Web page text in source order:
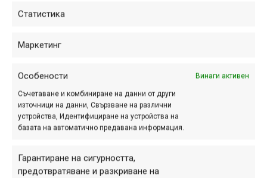
Статистика
Маркетинг
Особености Винаги активен
Съчетаване и комбиниране на данни от други
източници на данни, Свързване на различни
устройства, Идентифициране на устройства на
базата на автоматично предавана информация.
Гарантиране на сигурността,
предотвратяване и разкриване на
Навигация
Предишна
ПАРТНЬОРИ